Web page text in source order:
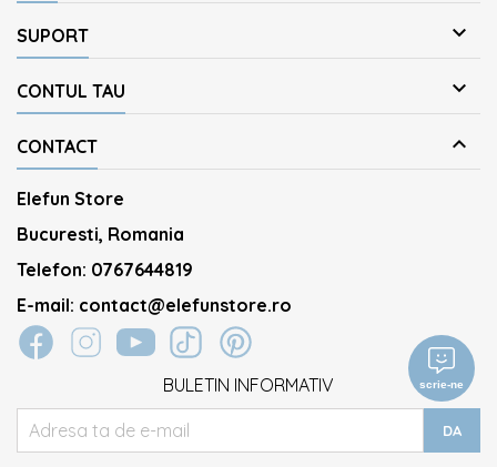
SUPORT 
CONTUL TAU 
CONTACT 
Elefun Store
Bucuresti, Romania
Telefon: 0767644819
E-mail: contact@elefunstore.ro
scrie-ne
BULETIN INFORMATIV